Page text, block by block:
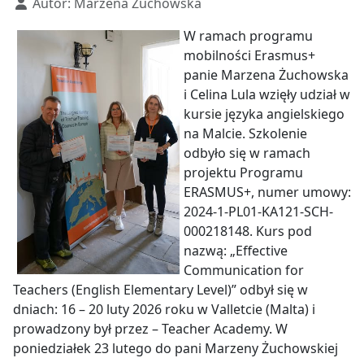
W ramach programu
mobilności Erasmus+
panie Marzena Żuchowska
i Celina Lula wzięły udział w
kursie języka angielskiego
na Malcie. Szkolenie
odbyło się w ramach
projektu Programu
ERASMUS+, numer umowy:
2024-1-PL01-KA121-SCH-
000218148. Kurs pod
nazwą: „Effective
Communication for
Teachers (English Elementary Level)” odbył się w
dniach: 16 – 20 luty 2026 roku w Valletcie (Malta) i
prowadzony był przez – Teacher Academy. W
poniedziałek 23 lutego do pani Marzeny Żuchowskiej